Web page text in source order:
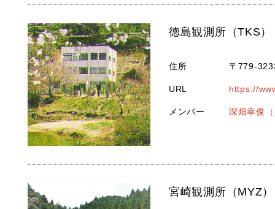
徳島観測所（TKS）
住所 〒779-
URL https://
メンバー 深畑幸俊
宮崎観測所（MYZ）